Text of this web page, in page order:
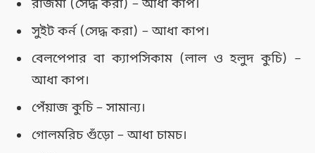
রাজমা (সেদ্ধ করা) – আধা কাপ।
সুইট কর্ন (সেদ্ধ করা) – আধা কাপ।
বেলপেপার বা ক্যাপসিকাম (লাল ও হলুদ কুচি) –
আধা কাপ।
পেঁয়াজ কুচি – সামান্য।
গোলমরিচ গুঁড়ো – আধা চামচ।